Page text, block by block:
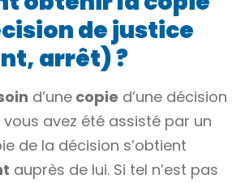
de justice
arrêt) ?
d’une copie d’une décision
avez été assisté par un
de la décision s’obtient
auprès de lui. Si tel n’est pas